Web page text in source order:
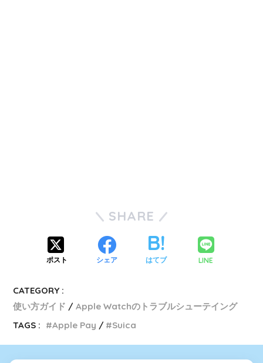
SHARE
ポスト シェア はてブ LINE
CATEGORY :
使い方ガイド
Apple Watchのトラブルシューテイング
TAGS :
Apple Pay Suica